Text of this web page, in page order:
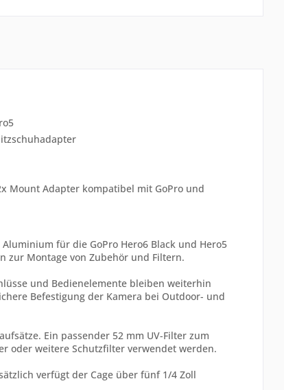
Mount Adapter kompatibel mit GoPro und
für die GoPro Hero6 Black und Hero5
zur Montage von Zubehör und Filtern.
und Bedienelemente bleiben weiterhin
Befestigung der Kamera bei Outdoor- und
Ein passender 52 mm UV-Filter zum
oder weitere Schutzfilter verwendet werden.
verfügt der Cage über fünf 1/4 Zoll